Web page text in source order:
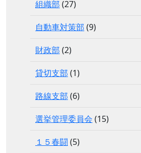
組織部 (27)
自動車対策部 (9)
財政部 (2)
貸切支部 (1)
路線支部 (6)
選挙管理委員会 (15)
１５春闘 (5)